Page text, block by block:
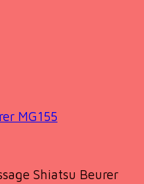
MG155
Shiatsu Beurer